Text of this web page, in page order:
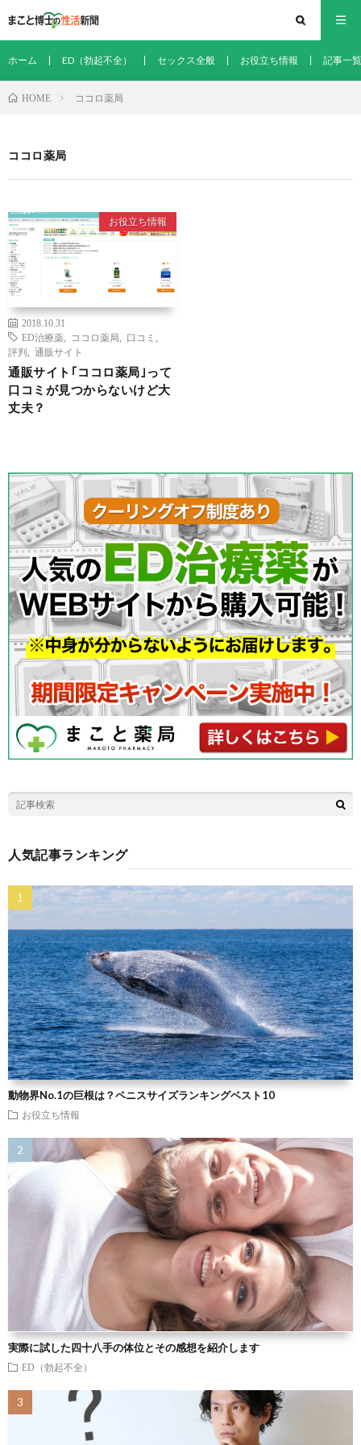
ホーム ED（勃起不全） セックス全般 お役立ち情報 記事一覧
HOME ココロ薬局
ココロ薬局
お役立ち情報
2018.10.31
ED治療薬
ココロ薬局 口コミ
評判
通販サイト
通販サイト｢ココロ薬局｣って
口コミが見つからないけど大
丈夫？
人気記事ランキング
動物界No.1の巨根は？ペニスサイズランキングベスト10
お役立ち情報
実際に試した四十八手の体位とその感想を紹介します
ED（勃起不全）